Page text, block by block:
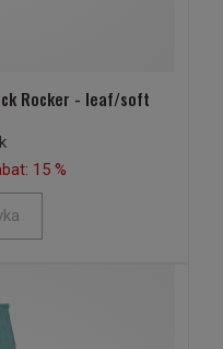
Rocker - leaf/soft
15 %